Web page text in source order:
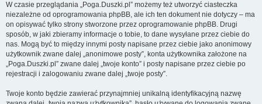
W czasie przeglądania „Poga.Duszki.pl” możemy też utworzyć ciasteczka
niezależne od oprogramowania phpBB, ale ich ten dokument nie dotyczy – ma
on opisywać tylko strony stworzone przez oprogramowanie phpBB. Drugi
sposób, w jaki zbieramy informacje o tobie, to dane wysyłane przez ciebie do
nas. Mogą być to między innymi posty napisane przez ciebie jako anonimowy
użytkownik zwane dalej „anonimowe posty”, konta użytkownika założone na
„Poga.Duszki.pl” zwane dalej „twoje konto” i posty napisane przez ciebie po
rejestracji i zalogowaniu zwane dalej „twoje posty”.
Twoje konto będzie zawierać przynajmniej unikalną identyfikacyjną nazwę